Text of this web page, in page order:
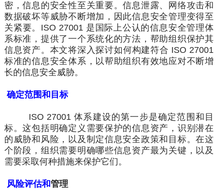
密，信息的安全性至关重要。信息泄露、网络攻击和
数据破坏等威胁不断增加，因此信息安全管理变得至
关紧要。ISO 27001 是国际上公认的信息安全管理体
系标准，提供了一个系统化的方法，帮助组织保护其
信息资产。本文将深入探讨如何构建符合 ISO 27001
标准的信息安全体系，以帮助组织有效地应对不断增
长的信息安全威胁。
确定范围和目标
ISO 27001 体系建设的第一步是确定范围和目
标。这包括明确定义需要保护的信息资产，识别潜在
的威胁和风险，以及制定信息安全政策和目标。在这
个阶段，组织需要明确哪些信息资产最为关键，以及
需要采取何种措施来保护它们。
风险评估和管理